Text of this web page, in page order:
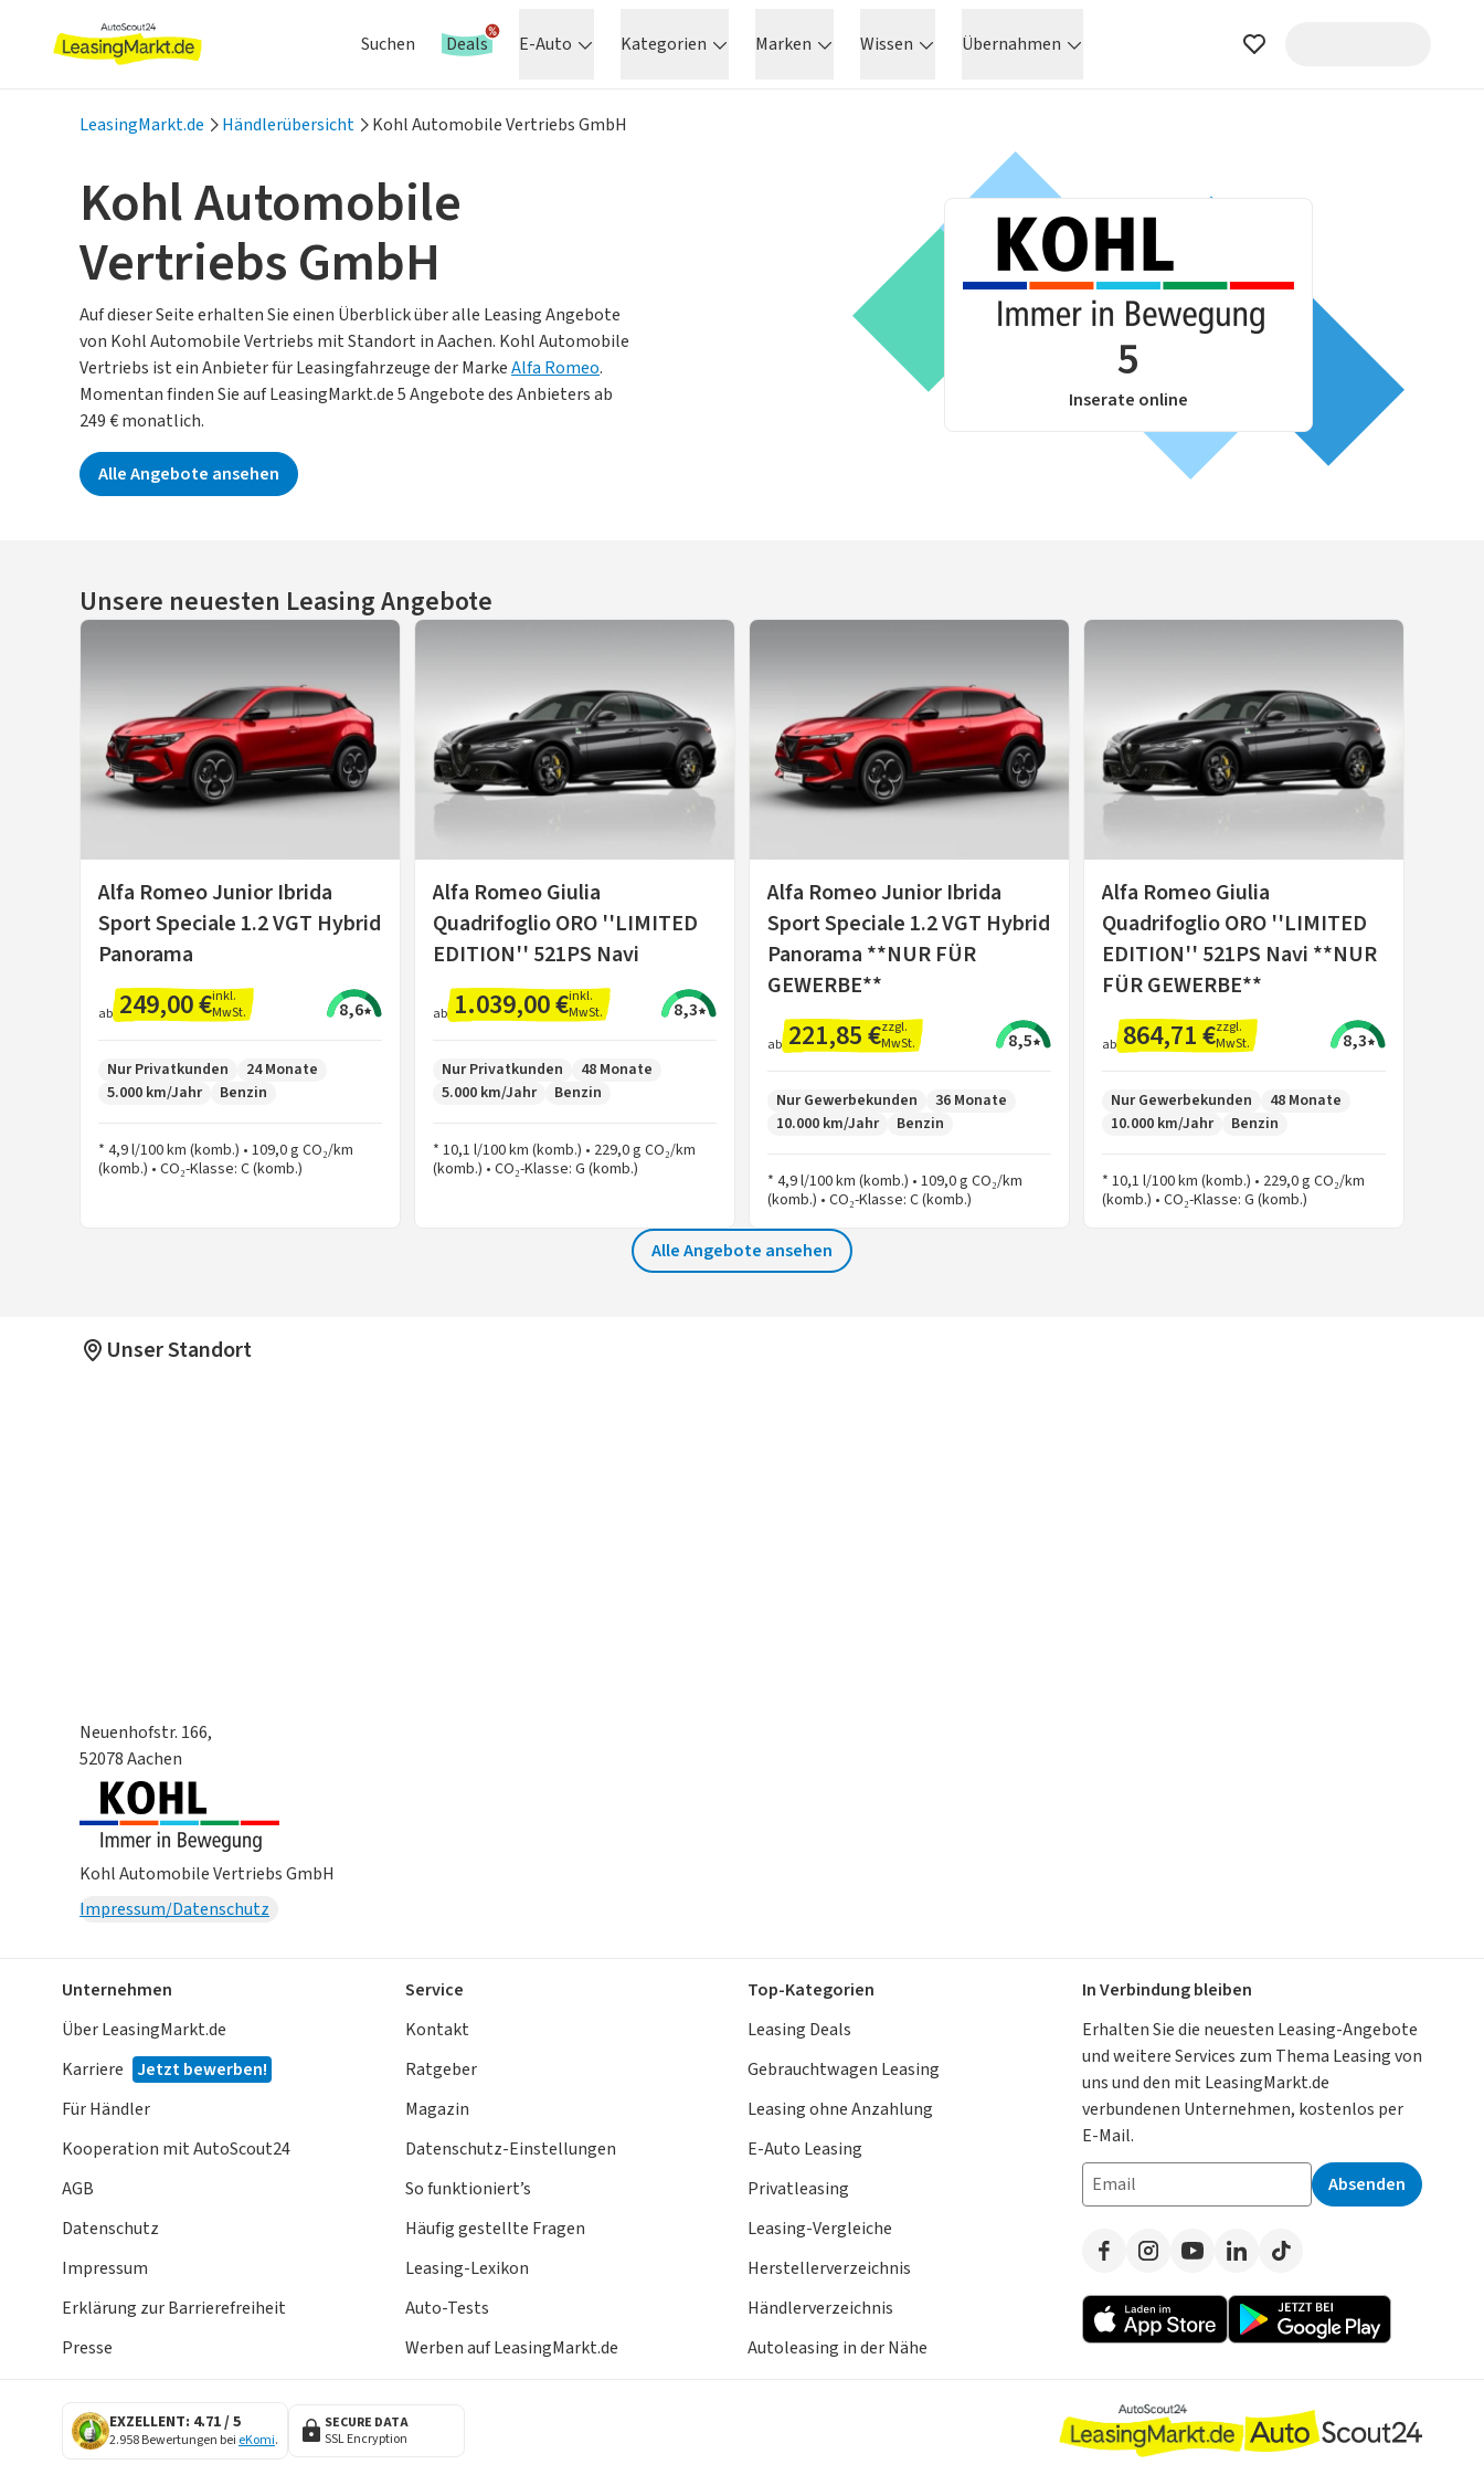
Suchen Deals E-Auto Kategorien Marken Wissen Übernahmen
LeasingMarkt.de Händlerübersicht Kohl Automobile Vertriebs GmbH
Kohl Automobile
Vertriebs GmbH
Auf dieser Seite erhalten Sie einen Überblick über alle Leasing Angebote
von Kohl Automobile Vertriebs mit Standort in Aachen. Kohl Automobile
Vertriebs ist ein Anbieter für Leasingfahrzeuge der MarkeAlfa Romeo.
Momentan finden Sie auf LeasingMarkt.de 5 Angebote des Anbieters ab
249 € monatlich.
Alle Angebote ansehen
5
Inserate online
Unsere neuesten Leasing Angebote
Alfa Romeo Junior Ibrida
Sport Speciale 1.2 VGT Hybrid
Panorama
ab 249,00 €inkl.
MwSt.
8,6
Nur Privatkunden
24 Monate
5.000 km/Jahr
Benzin
* 4,9 l/100 km (komb.) • 109,0 g CO₂/km
(komb.) • CO₂-Klasse: C (komb.)
Alfa Romeo Giulia
Quadrifoglio ORO ''LIMITED
EDITION'' 521PS Navi
ab 1.039,00 €inkl.
MwSt.
8,3
Nur Privatkunden
48 Monate
5.000 km/Jahr
Benzin
* 10,1 l/100 km (komb.) • 229,0 g CO₂/km
(komb.) • CO₂-Klasse: G (komb.)
Alfa Romeo Junior Ibrida
Sport Speciale 1.2 VGT Hybrid
Panorama **NUR FÜR
GEWERBE**
ab 221,85 €zzgl.
MwSt.
8,5
Nur Gewerbekunden
36 Monate
10.000 km/Jahr
Benzin
* 4,9 l/100 km (komb.) • 109,0 g CO₂/km
(komb.) • CO₂-Klasse: C (komb.)
Alfa Romeo Giulia
Quadrifoglio ORO ''LIMITED
EDITION'' 521PS Navi **NUR
FÜR GEWERBE**
ab 864,71 €zzgl.
MwSt.
8,3
Nur Gewerbekunden
48 Monate
10.000 km/Jahr
Benzin
* 10,1 l/100 km (komb.) • 229,0 g CO₂/km
(komb.) • CO₂-Klasse: G (komb.)
Alle Angebote ansehen
Unser Standort
Neuenhofstr. 166,
52078 Aachen
Kohl Automobile Vertriebs GmbH
Impressum/Datenschutz
Unternehmen
Über LeasingMarkt.de
Karriere Jetzt bewerben!
Für Händler
Kooperation mit AutoScout24
AGB
Datenschutz
Impressum
Erklärung zur Barrierefreiheit
Presse
Service
Kontakt
Ratgeber
Magazin
Datenschutz-Einstellungen
So funktioniert’s
Häufig gestellte Fragen
Leasing-Lexikon
Auto-Tests
Werben auf LeasingMarkt.de
Top-Kategorien
Leasing Deals
Gebrauchtwagen Leasing
Leasing ohne Anzahlung
E-Auto Leasing
Privatleasing
Leasing-Vergleiche
Herstellerverzeichnis
Händlerverzeichnis
Autoleasing in der Nähe
In Verbindung bleiben
Erhalten Sie die neuesten Leasing-Angebote
und weitere Services zum Thema Leasing von
uns und den mit LeasingMarkt.de
verbundenen Unternehmen, kostenlos per
E-Mail.
Absenden
EXZELLENT: 4.71 / 5
2.958 Bewertungen bei eKomi.
SECURE DATA
SSL Encryption